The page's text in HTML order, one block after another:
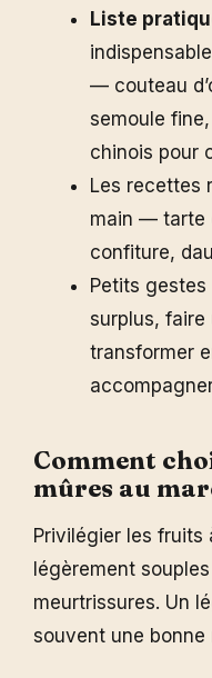
Liste
— couteau
semoule
chinois pour
Les recettes
main — tarte
confiture,
Petits
surplus,
transformer
Comment
mûres au
Privilégier les fruits
légèrement
meurtrissures. Un
souvent une bonne